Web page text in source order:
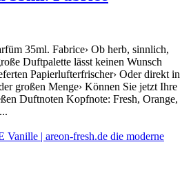
35ml. Fabrice› Ob herb, sinnlich,
Duftpalette lässt keinen Wunsch
Papierlufterfrischer› Oder direkt in
großen Menge› Können Sie jetzt Ihre
Duftnoten Kopfnote: Fresh, Orange,